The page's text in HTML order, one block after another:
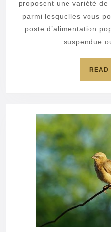
proposent une variété
parmi lesquelles vous
poste d’alimentation
suspendue
READ